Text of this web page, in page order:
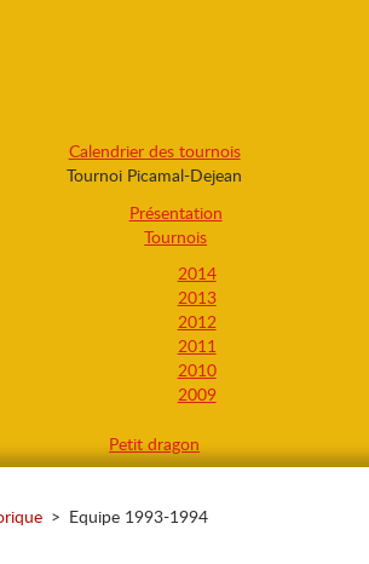
Calendrier des tournois
Tournoi Picamal-Dejean
Présentation
Tournois
2014
2013
2012
2011
2010
2009
Petit dragon
> Equipe 1993-1994